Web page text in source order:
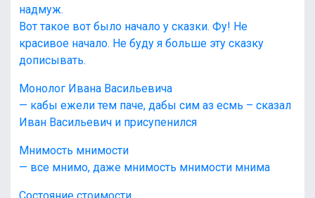
надмуж.
Вот такое вот было начало у сказки. Фу! Не
красивое начало. Не буду я больше эту сказку
дописывать.
Монолог Ивана Васильевича
— кабы ежели тем паче, дабы сим аз есмь – сказал
Иван Васильевич и присупенился
Мнимость мнимости
— все мнимо, даже мнимость мнимости мнима